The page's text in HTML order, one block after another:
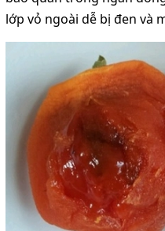
lớp vỏ ngoài dễ bị đen và